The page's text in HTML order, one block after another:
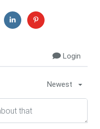
Login
Newest